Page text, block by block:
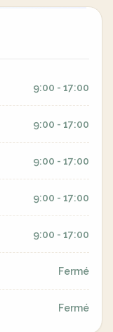
9:00 - 17:00
9:00 - 17:00
9:00 - 17:00
9:00 - 17:00
9:00 - 17:00
Fermé
Fermé